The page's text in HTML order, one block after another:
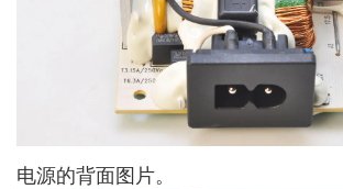
电源的背面图片。